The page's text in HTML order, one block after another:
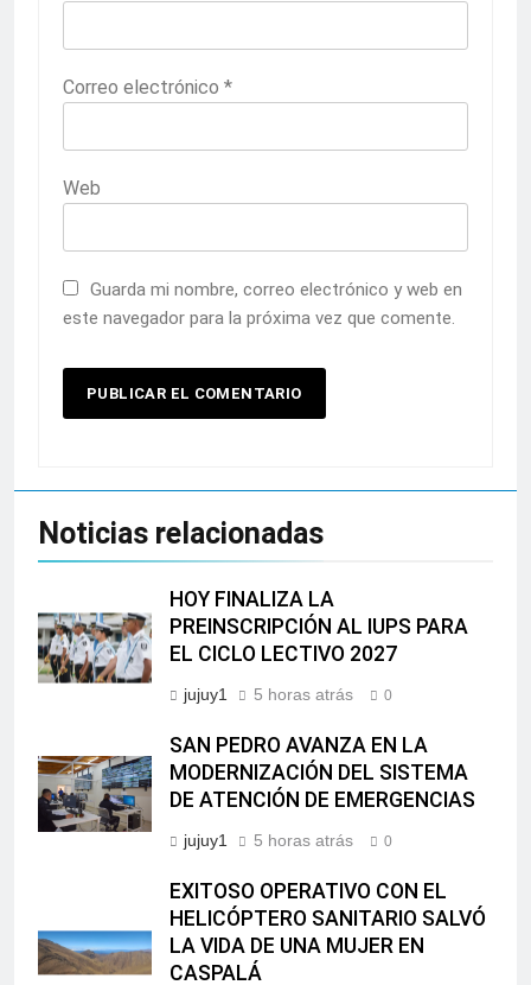
Correo electrónico *
Web
Guarda mi nombre, correo electrónico y web en
este navegador para la próxima vez que comente.
Noticias relacionadas
HOY FINALIZA LA
PREINSCRIPCIÓN AL IUPS PARA
EL CICLO LECTIVO 2027
jujuy1 5 horas atrás 0
SAN PEDRO AVANZA EN LA
MODERNIZACIÓN DEL SISTEMA
DE ATENCIÓN DE EMERGENCIAS
jujuy1 5 horas atrás 0
EXITOSO OPERATIVO CON EL
HELICÓPTERO SANITARIO SALVÓ
LA VIDA DE UNA MUJER EN
CASPALÁ